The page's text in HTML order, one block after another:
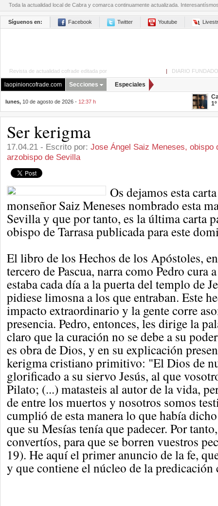
Toda la actualidad local de Cabra y comarca continuamente actualizada.
Síguenos en: Facebook Twitter Youtube
Revista de actualidad cofrade editada por | DIARIO
laopinioncofrade.com Secciones Especiales
lunes, 10 de agosto de 2026 - 12:37 h
Ser kerigma
17.04.21 - Escrito por: Jose Ángel Saiz Meneses, obispo
arzobispo de Sevilla
Os dejamos esta
monseñor Saiz Meneses nombrado esta
Sevilla y que por tanto, es la última carta
obispo de Tarrasa publicada para este
El libro de los Hechos de los Apóstoles,
tercero de Pascua, narra como Pedro cura
estaba cada día a la puerta del templo de
pidiese limosna a los que entraban. Este
impacto extraordinario y la gente corre
presencia. Pedro, entonces, les dirige la
claro que la curación no se debe a su
es obra de Dios, y en su explicación
kerigma cristiano primitivo: "El Dios de
glorificado a su siervo Jesús, al que
Pilato; (...) matasteis al autor de la vida,
de entre los muertos y nosotros somos
cumplió de esta manera lo que había
que su Mesías tenía que padecer. Por
convertíos, para que se borren vuestros
19). He aquí el primer anuncio de la fe,
y que contiene el núcleo de la predicación